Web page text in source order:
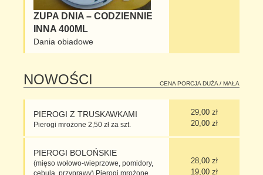
ZUPA DNIA – CODZIENNIE
INNA 400ML
Dania obiadowe
NOWOŚCI CENA PORCJA DUŻA / MAŁA
PIEROGI Z TRUSKAWKAMI
Pierogi mrożone 2,50 zł za szt.
29,00 zł
20,00 zł
PIEROGI BOLOŃSKIE
(mięso wołowo-wieprzowe, pomidory,
cebula, przyprawy) Pierogi mrożone
28,00 zł
19,00 zł